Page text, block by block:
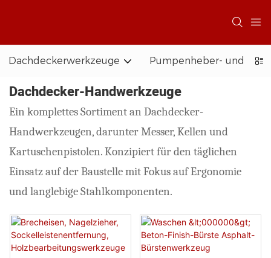
Dachdeckerwerkzeuge Pumpenheber- und
Dachdecker-Handwerkzeuge
Ein komplettes Sortiment an Dachdecker-
Handwerkzeugen, darunter Messer, Kellen und
Kartuschenpistolen. Konzipiert für den täglichen
Einsatz auf der Baustelle mit Fokus auf Ergonomie
und langlebige Stahlkomponenten.